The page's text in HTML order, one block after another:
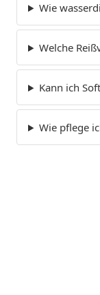
Wie
Welche
Kann ich
Wie pflege